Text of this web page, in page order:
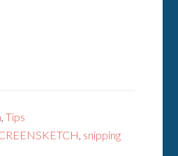
,Tips
snipping